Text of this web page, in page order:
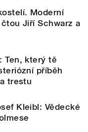
Moderní
Jiří Schwarz a
Ten, který tě
příběh
trestu
Kleibl: Vědecké